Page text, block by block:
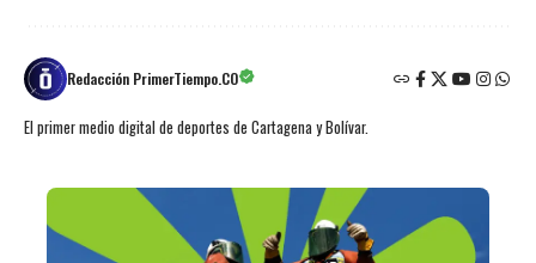
Redacción PrimerTiempo.CO
El primer medio digital de deportes de Cartagena y Bolívar.